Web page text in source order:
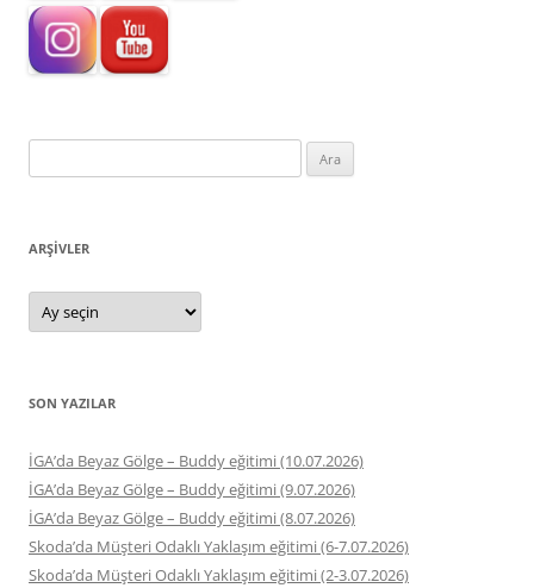
ARŞIVLER
Arşivler
SON YAZILAR
İGA’da Beyaz Gölge – Buddy eğitimi (10.07.2026)
İGA’da Beyaz Gölge – Buddy eğitimi (9.07.2026)
İGA’da Beyaz Gölge – Buddy eğitimi (8.07.2026)
Skoda’da Müşteri Odaklı Yaklaşım eğitimi (6-7.07.2026)
Skoda’da Müşteri Odaklı Yaklaşım eğitimi (2-3.07.2026)